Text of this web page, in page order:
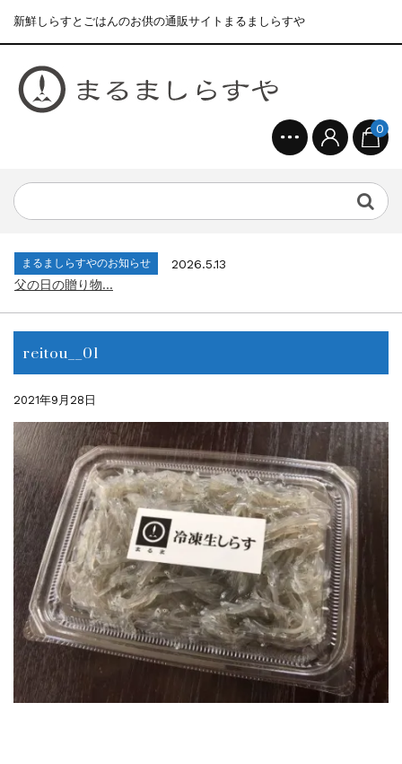
新鮮しらすとごはんのお供の通販サイトまるましらすや
0
合格を❝しらす❞！！知らせよう！...
まるましらすやのお知らせ
2026.6.22
まるましらすやのお知らせ
2026.5.13
父の日の贈り物...
まるましらすやのお知らせ
まるましらすやのお知らせ
まるましらすやのお知らせ
2026.6.22
夏の贈り物...
まるましらすやのお知らせ
2026.5.13
父の日の贈り物...
まるましらすやのお知らせ
2026.4.17
生しらす、生桜えびの沖漬け...
まるましらすやのお知らせ
2026.3.21
しらす、桜えび新漁始まりました！！...
まるましらすやのお知らせ
2026.1.15
合格を❝しらす❞！！知らせよう！...
reitou__01
2021年9月28日